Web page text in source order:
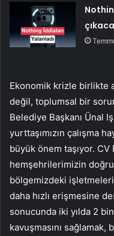
Ekonomik krizle birlikte
değil, toplumsal bir
Belediye Başkanı Ünal
yurttaşımızın çalışma
büyük önem taşıyor.
hemşehrilerimizin doğru
bölgemizdeki
daha hızlı erişmesine
sonucunda iki yılda 2
kavuşmasını